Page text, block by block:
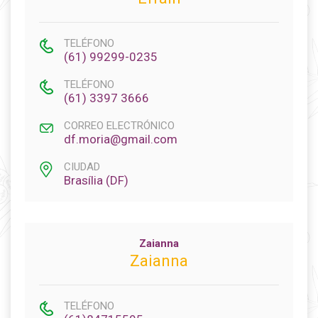
TELÉFONO
(61) 99299-0235
TELÉFONO
(61) 3397 3666
CORREO ELECTRÓNICO
df.moria@gmail.com
CIUDAD
Brasília (DF)
Zaianna
Zaianna
TELÉFONO